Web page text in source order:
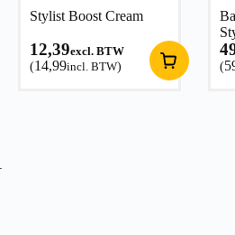
Stylist Boost Cream
12,39excl. BTW
(14,99incl. BTW)
(